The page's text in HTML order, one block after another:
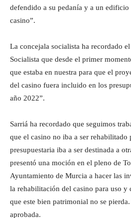
defendido a su pedanía y a un
casino”.
La concejala socialista ha recordado
Socialista que desde el primer
que estaba en nuestra para que el
del casino fuera incluido en los
año 2022”.
Sarriá ha recordado que seguimos
que el casino no iba a ser rehabilitado
presupuestaria iba a ser destinada a
presentó una moción en el pleno de
Ayuntamiento de Murcia a hacer las
la rehabilitación del casino para uso y
que este bien patrimonial no se
aprobada.